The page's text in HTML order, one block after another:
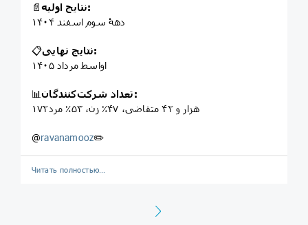
📄
نتایج اولیه:
دهۀ سوم اسفند ۱۴۰۴
📋
نتایج نهایی:
اواسط مرداد ۱۴۰۵
📊
تعداد شرکت‌کنندگان:
۱۷۲هزار و ۴۲ متقاضی، ۴۷٪ زن، ۵۳٪ مرد
@ravanamooz✏️
Читать полностью…
Next